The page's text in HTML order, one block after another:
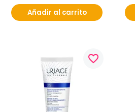
Añadir al carrito
favorite_border